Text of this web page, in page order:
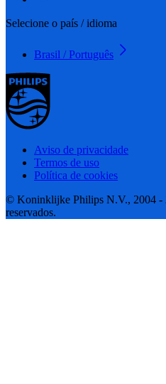
Selecione o país / idioma
Brasil / Português
Aviso de privacidade
Termos de uso
Política de cookies
© Koninklijke Philips N.V., 2004 -
reservados.